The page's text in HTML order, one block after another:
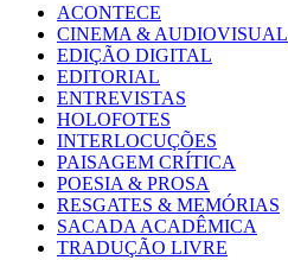
ACONTECE
CINEMA & AUDIOVISUAL
EDIÇÃO DIGITAL
EDITORIAL
ENTREVISTAS
HOLOFOTES
INTERLOCUÇÕES
PAISAGEM CRÍTICA
POESIA & PROSA
RESGATES & MEMÓRIAS
SACADA ACADÊMICA
TRADUÇÃO LIVRE